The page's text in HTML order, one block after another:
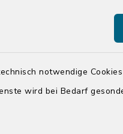
notwendige
wird bei Bedarf